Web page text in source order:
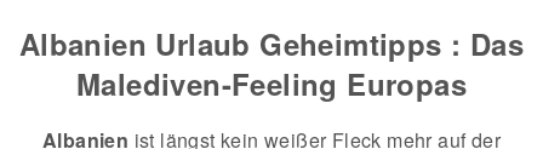
Albanien Urlaub Geheimtipps : Das
Malediven-Feeling Europas
Albanien ist längst kein weißer Fleck mehr auf der